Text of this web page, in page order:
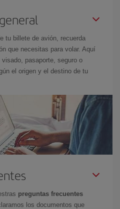
tu billete de avión, recuerda
que necesitas para volar. Aquí
pasaporte, seguro o
el origen y el destino de tu
preguntas frecuentes
los documentos que